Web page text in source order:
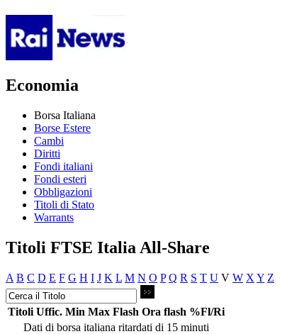
Economia
Borsa Italiana
Borse Estere
Cambi
Diritti
Fondi italiani
Fondi esteri
Obbligazioni
Titoli di Stato
Warrants
Titoli FTSE Italia All-Share
A B C D E F G H I J K L M N O P Q R S T U V W X Y Z
Titoli Uffic. Min Max Flash Ora flash %Fl/Ri
Dati di borsa italiana ritardati di 15 minuti